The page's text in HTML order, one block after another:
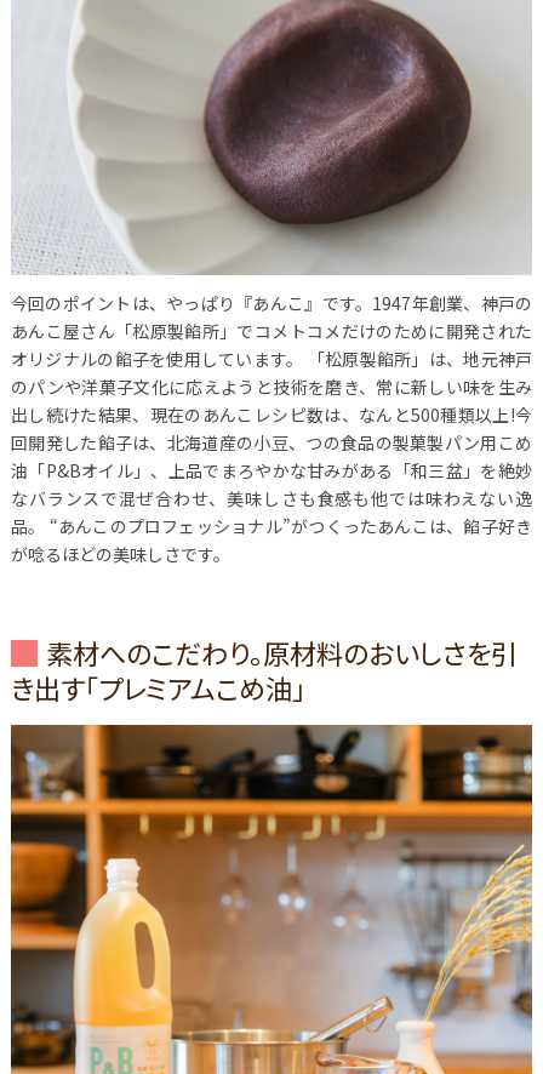
今回のポイントは、やっぱり『あんこ』です。1947年創業、神戸の
あんこ屋さん「松原製餡所」でコメトコメだけのために開発された
オリジナルの餡子を使用しています。
「松原製餡所」は、地元神戸
のパンや洋菓子文化に応えようと技術を磨き、常に新しい味を生み
出し続けた結果、現在のあんこレシピ数は、なんと500種類以上!今
回開発した餡子は、北海道産の小豆、つの食品の製菓製パン用こめ
油「P&Bオイル」、上品でまろやかな甘みがある「和三盆」を絶妙
なバランスで混ぜ合わせ、美味しさも食感も他では味わえない逸
品。 “あんこのプロフェッショナル”がつくったあんこは、餡子好き
が唸るほどの美味しさです。
素材へのこだわり。原材料のおいしさを引
き出す「プレミアムこめ油」